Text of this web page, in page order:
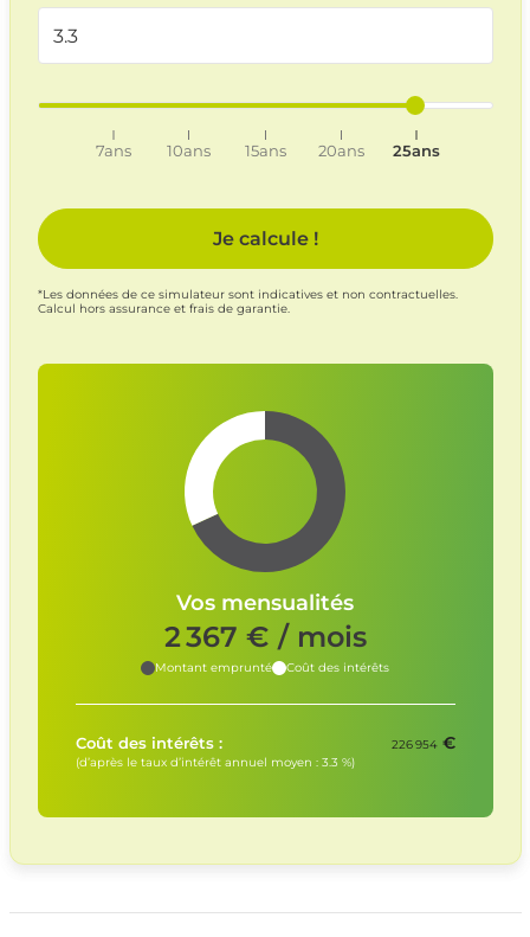
7ans 10ans 15ans 20ans 25ans
Je calcule !
*Les données de ce simulateur sont indicatives et non contractuelles.
Calcul hors assurance et frais de garantie.
Vos mensualités
2 367 € / mois
Montant emprunté Coût des intérêts
Coût des intérêts : 226 954€
(d’après le taux d’intérêt annuel moyen : 3.3 %)